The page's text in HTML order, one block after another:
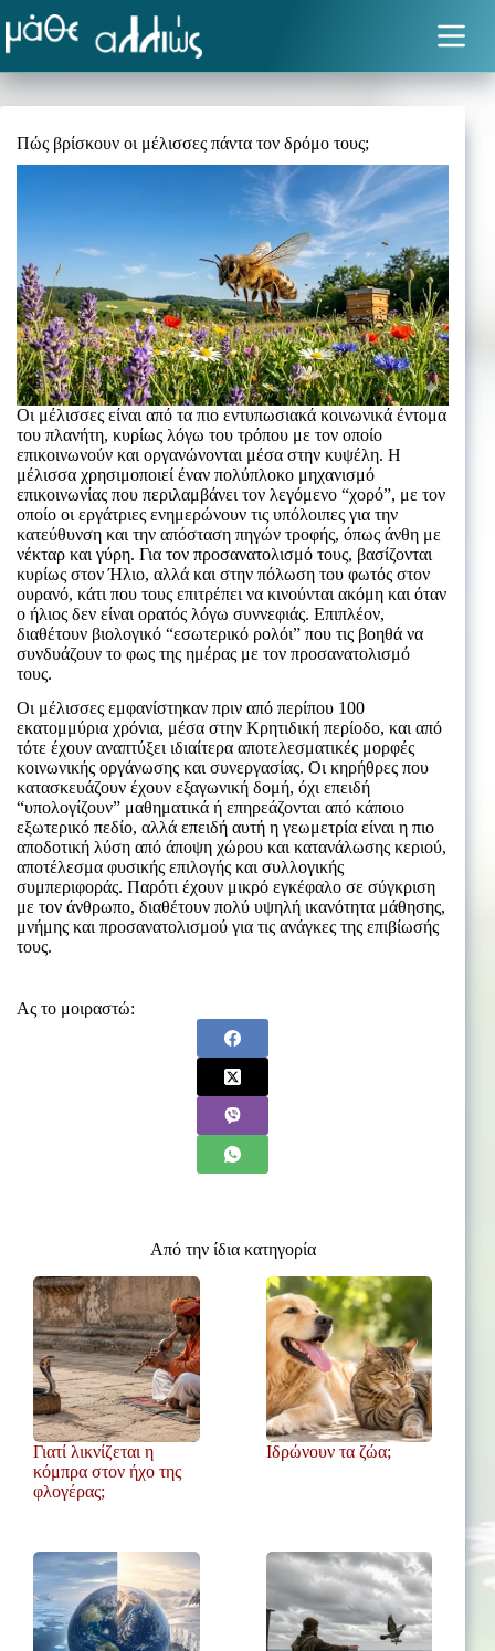
στο
περιεχόμενο
Πώς βρίσκουν οι μέλισσες πάντα τον δρόμο τους;
Οι μέλισσες είναι από τα πιο εντυπωσιακά κοινωνικά έντομα
του πλανήτη, κυρίως λόγω του τρόπου με τον οποίο
επικοινωνούν και οργανώνονται μέσα στην κυψέλη. Η
μέλισσα χρησιμοποιεί έναν πολύπλοκο μηχανισμό
επικοινωνίας που περιλαμβάνει τον λεγόμενο “χορό”, με τον
οποίο οι εργάτριες ενημερώνουν τις υπόλοιπες για την
κατεύθυνση και την απόσταση πηγών τροφής, όπως άνθη με
νέκταρ και γύρη. Για τον προσανατολισμό τους, βασίζονται
κυρίως στον Ήλιο, αλλά και στην πόλωση του φωτός στον
ουρανό, κάτι που τους επιτρέπει να κινούνται ακόμη και όταν
ο ήλιος δεν είναι ορατός λόγω συννεφιάς. Επιπλέον,
διαθέτουν βιολογικό “εσωτερικό ρολόι” που τις βοηθά να
συνδυάζουν το φως της ημέρας με τον προσανατολισμό
τους.
Οι μέλισσες εμφανίστηκαν πριν από περίπου 100
εκατομμύρια χρόνια, μέσα στην Κρητιδική περίοδο, και από
τότε έχουν αναπτύξει ιδιαίτερα αποτελεσματικές μορφές
κοινωνικής οργάνωσης και συνεργασίας. Οι κηρήθρες που
κατασκευάζουν έχουν εξαγωνική δομή, όχι επειδή
“υπολογίζουν” μαθηματικά ή επηρεάζονται από κάποιο
εξωτερικό πεδίο, αλλά επειδή αυτή η γεωμετρία είναι η πιο
αποδοτική λύση από άποψη χώρου και κατανάλωσης κεριού,
αποτέλεσμα φυσικής επιλογής και συλλογικής
συμπεριφοράς. Παρότι έχουν μικρό εγκέφαλο σε σύγκριση
με τον άνθρωπο, διαθέτουν πολύ υψηλή ικανότητα μάθησης,
μνήμης και προσανατολισμού για τις ανάγκες της επιβίωσής
τους.
Ας το μοιραστώ:
Από την ίδια κατηγορία
Γιατί λικνίζεται η
κόμπρα στον ήχο της
φλογέρας;
Ιδρώνουν τα ζώα;